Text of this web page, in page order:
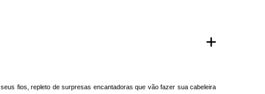
fios, repleto de surpresas encantadoras que vão fazer sua cabeleira